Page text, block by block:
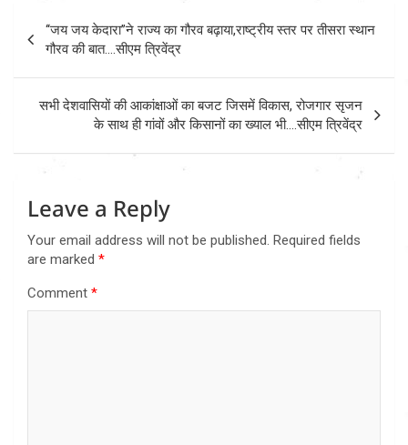
Post
navigation
‘‘जय जय केदारा’’ने राज्य का गौरव बढ़ाया,राष्ट्रीय स्तर पर तीसरा स्थान
गौरव की बात….सीएम त्रिवेंद्र
सभी देशवासियों की आकांक्षाओं का बजट जिसमें विकास, रोजगार सृजन
के साथ ही गांवों और किसानों का ख्याल भी….सीएम त्रिवेंद्र
Leave a Reply
Your email address will not be published. Required fields
are marked *
Comment *